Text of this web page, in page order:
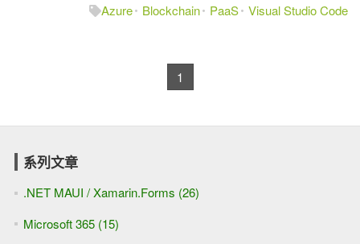
Azure
Blockchain PaaS Visual Studio Code
1
系列文章
.NET MAUI / Xamarin.Forms (26)
Microsoft 365 (15)